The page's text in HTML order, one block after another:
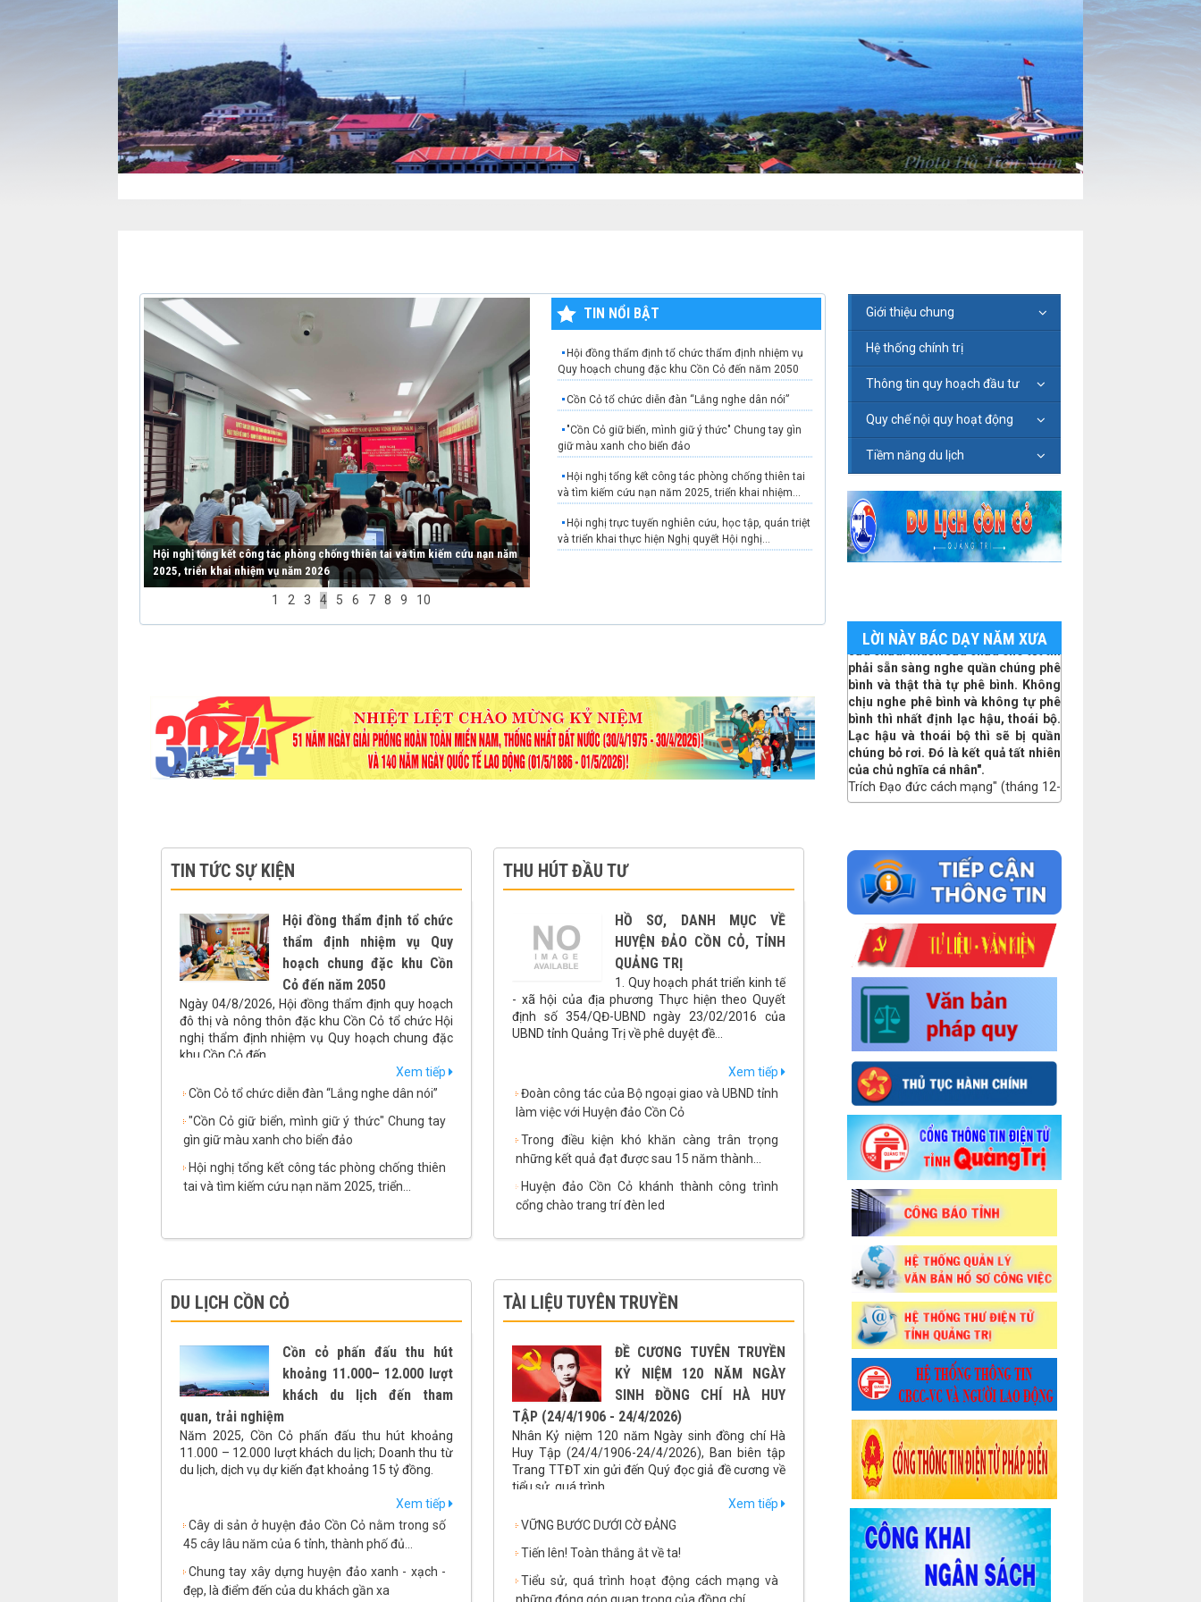
Hội nghị tổng kết công tác phòng chống thiên tai và tìm kiếm cứu nạn năm
2025, triển khai nhiệm vụ năm 2026
1 2 3 4 5 6 7 8 9 10
TIN NỔI BẬT
Hội đồng thẩm định tổ chức thẩm định nhiệm vụ
Quy hoạch chung đặc khu Cồn Cỏ đến năm 2050
Cồn Cỏ tổ chức diễn đàn “Lắng nghe dân nói”
"Cồn Cỏ giữ biển, mình giữ ý thức" Chung tay gìn
giữ màu xanh cho biển đảo
Hội nghị tổng kết công tác phòng chống thiên tai
và tìm kiếm cứu nạn năm 2025, triển khai nhiệm...
Hội nghị trực tuyến nghiên cứu, học tập, quán triệt
và triển khai thực hiện Nghị quyết Hội nghị...
hùng,...
Hội nghị sơ kết thực hiện Nghị định số
03/2019/NĐ-CP của Chính phủ 6 tháng đầu năm
Hội nghị ký kết Chương trình phối hợp thực hiện
TIN TỨC SỰ KIỆN
Hội đồng thẩm định tổ chức
thẩm định nhiệm vụ Quy
hoạch chung đặc khu Cồn
Cỏ đến năm 2050
Ngày 04/8/2026, Hội đồng thẩm định quy hoạch
đô thị và nông thôn đặc khu Cồn Cỏ tổ chức Hội
nghị thẩm định nhiệm vụ Quy hoạch chung đặc
khu Cồn Cỏ đến...
Xem tiếp
Cồn Cỏ tổ chức diễn đàn “Lắng nghe dân nói”
"Cồn Cỏ giữ biển, mình giữ ý thức" Chung tay
gìn giữ màu xanh cho biển đảo
Hội nghị tổng kết công tác phòng chống thiên
tai và tìm kiếm cứu nạn năm 2025, triển...
DU LỊCH CỒN CỎ
Cồn cỏ phấn đấu thu hút
khoảng 11.000– 12.000 lượt
khách du lịch đến tham
quan, trải nghiệm
Năm 2025, Cồn Cỏ phấn đấu thu hút khoảng
11.000 – 12.000 lượt khách du lịch; Doanh thu từ
du lịch, dịch vụ dự kiến đạt khoảng 15 tỷ đồng.
Xem tiếp
Cây di sản ở huyện đảo Cồn Cỏ nằm trong số
45 cây lâu năm của 6 tỉnh, thành phố đủ...
Chung tay xây dựng huyện đảo xanh - xạch -
đẹp, là điểm đến của du khách gần xa
THU HÚT ĐẦU TƯ
HỒ SƠ, DANH MỤC VỀ
HUYỆN ĐẢO CỒN CỎ, TỈNH
QUẢNG TRỊ
1. Quy hoạch phát triển kinh tế
- xã hội của địa phương Thực hiện theo Quyết
định số 354/QĐ-UBND ngày 23/02/2016 của
UBND tỉnh Quảng Trị về phê duyệt đề...
Xem tiếp
Đoàn công tác của Bộ ngoại giao và UBND tỉnh
làm việc với Huyện đảo Cồn Cỏ
Trong điều kiện khó khăn càng trân trọng
những kết quả đạt được sau 15 năm thành...
Huyện đảo Cồn Cỏ khánh thành công trình
cổng chào trang trí đèn led
TÀI LIỆU TUYÊN TRUYỀN
ĐỀ CƯƠNG TUYÊN TRUYỀN
KỶ NIỆM 120 NĂM NGÀY
SINH ĐỒNG CHÍ HÀ HUY
TẬP (24/4/1906 - 24/4/2026)
Nhân Kỷ niệm 120 năm Ngày sinh đồng chí Hà
Huy Tập (24/4/1906-24/4/2026), Ban biên tập
Trang TTĐT xin gửi đến Quý đọc giả đề cương về
tiểu sử, quá trình...
Xem tiếp
VỮNG BƯỚC DƯỚI CỜ ĐẢNG
Tiến lên! Toàn thắng ắt về ta!
Tiểu sử, quá trình hoạt động cách mạng và
Giới thiệu chung
Hệ thống chính trị
Thông tin quy hoạch đầu tư
Quy chế nội quy hoạt động
Tiềm năng du lịch
LỜI NÀY BÁC DẠY NĂM XƯA
phải sẵn sàng nghe quần chúng phê
bình và thật thà tự phê bình. Không
chịu nghe phê bình và không tự phê
bình thì nhất định lạc hậu, thoái bộ.
Lạc hậu và thoái bộ thì sẽ bị quần
chúng bỏ rơi. Đó là kết quả tất nhiên
của chủ nghĩa cá nhân".
Trích Đạo đức cách mạng" (tháng 12-
1958), Chủ tịch Hồ Chí Minh.
"Đạo đức cách mạng không phải
triển và củng cố. Cũng như ngọc
càng mài càng sáng, vàng càng
luyện càng trong".
Trích tác phẩm "Đạo đức cách mạng",
đăng trên Tạp chí Học tập, số 12 năm
1958, Chủ tịch Hồ Chí Minh.
tinh thần chiến đấu, muốn dẻo dai
trong lúc tác chiến, ngay bây giờ bộ
đội phải tập ăn uống kham khổ, chịu
đựng sự thiếu thốn cho quen; tập đi
bộ, tập đi nặng, làm việc tỉ mỉ… Chịu
khó, chịu khổ là phương thuốc bổ
cho tinh thần và lực lượng bộ đội".
Trích trong bài viết đăng trên Báo
Chiến thắng - tờ báo của Việt Nam Vệ
Quốc đoàn, xuất bản tại Hà Nội, số 16
và 18 (đăng ngày 16 và 18-12-1945),
Hồ Chủ tịch.
Để bảo đảm phong trào thi đua
thắng lợi vẻ vang, cần có hai điều:
Một là cán bộ và công nhân phải
thấm nhuần đạo đức cách mạng, ý
thức trách nhiệm và tinh thần làm
chủ tập thể; hai là kế hoạch 10 phần
thì biện pháp phải 20 phần và quyết
tâm 30 phần”.
Chủ tịch Hồ Chí Minh nói tại Đại hội thi
đua “Năng suất cao, chất lượng tốt,
tiết kiệm nhiều” toàn miền Bắc, ngày
12/2/1965.
“...Tuyên truyền, anh em nên chú ý
một điều này nữa là bao giờ ta cũng
tôn trọng sự thực. Có nói sự thực thì
việc tuyên truyền của mình mới có
nhiều người nghe. Ta đừng bắt
chước những nước tuyên truyền tin
chiến tranh quá sai lạc sự thực”.
Trích Báo Cứu quốc, số 137, ngày 9-1-
1946, Hồ Chí Minh.
"Chúng ta không sợ sai lầm, chỉ sợ
phạm sai lầm mà không quyết tâm